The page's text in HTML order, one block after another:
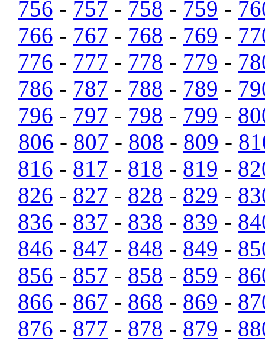
756 - 757 - 758 - 759 -
766 - 767 - 768 - 769 -
776 - 777 - 778 - 779 -
786 - 787 - 788 - 789 -
796 - 797 - 798 - 799 -
806 - 807 - 808 - 809 -
816 - 817 - 818 - 819 -
826 - 827 - 828 - 829 -
836 - 837 - 838 - 839 -
846 - 847 - 848 - 849 -
856 - 857 - 858 - 859 -
866 - 867 - 868 - 869 -
876 - 877 - 878 - 879 -